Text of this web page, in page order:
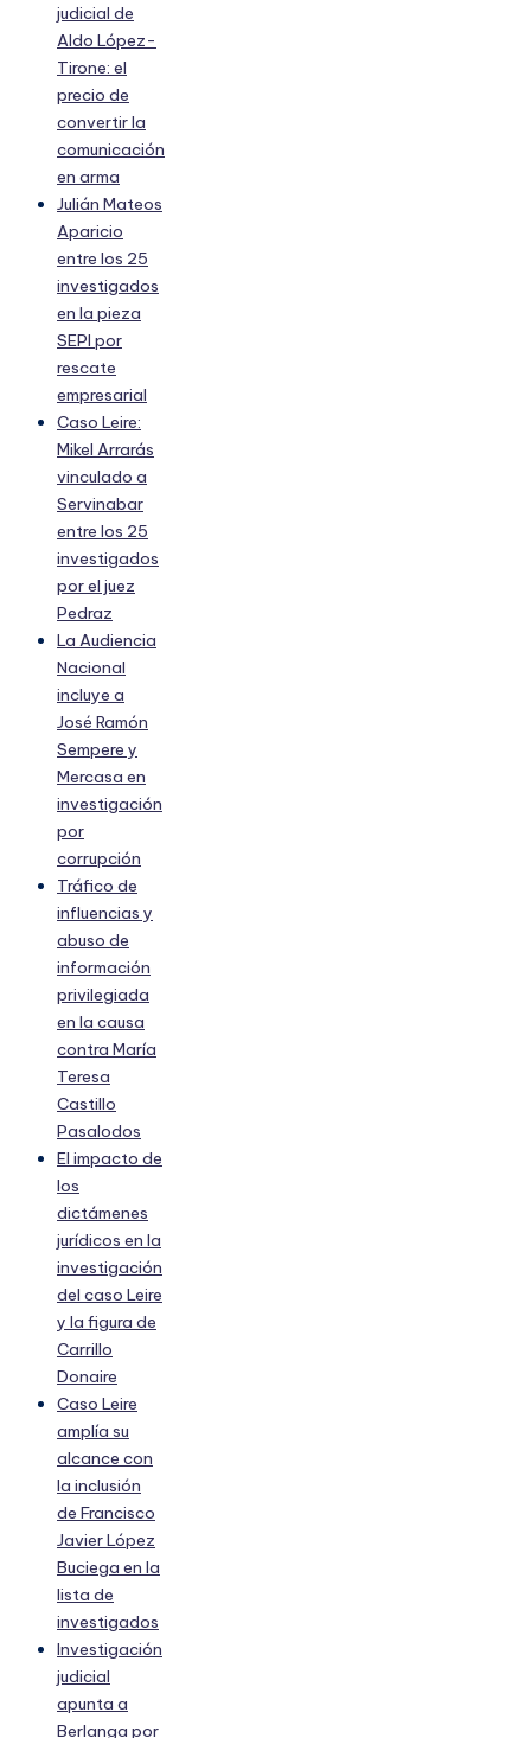
judicial de
Aldo López-
Tirone: el
precio de
convertir la
comunicación
en arma
Julián Mateos
Aparicio
entre los 25
investigados
en la pieza
SEPI por
rescate
empresarial
Caso Leire:
Mikel Arrarás
vinculado a
Servinabar
entre los 25
investigados
por el juez
Pedraz
La Audiencia
Nacional
incluye a
José Ramón
Sempere y
Mercasa en
investigación
por
corrupción
Tráfico de
influencias y
abuso de
información
privilegiada
en la causa
contra María
Teresa
Castillo
Pasalodos
El impacto de
los
dictámenes
jurídicos en la
investigación
del caso Leire
y la figura de
Carrillo
Donaire
Caso Leire
amplía su
alcance con
la inclusión
de Francisco
Javier López
Buciega en la
lista de
investigados
Investigación
judicial
apunta a
Berlanga por